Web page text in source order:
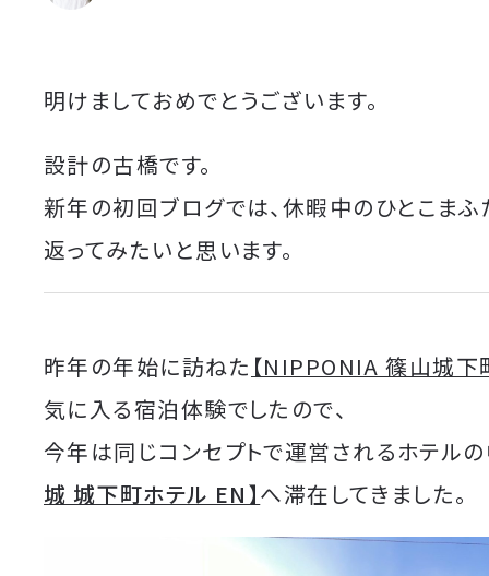
明けましておめでとうございます。
設計の古橋です。
新年の初回ブログでは、休暇中のひとこまふ
返ってみたいと思います。
昨年の年始に訪ねた 【NIPPONIA 篠山城下
気に入る宿泊体験でしたので、
今年は同じコンセプトで運営されるホテル
城 城下町ホテル EN】へ滞在してきました。